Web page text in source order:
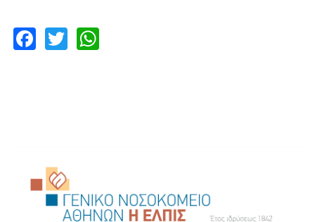
Facebook
Twitter